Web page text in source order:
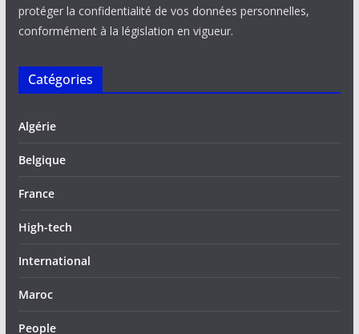
protéger la confidentialité de vos données personnelles,
conformément à la législation en vigueur.
Catégories
Algérie
Belgique
France
High-tech
International
Maroc
People